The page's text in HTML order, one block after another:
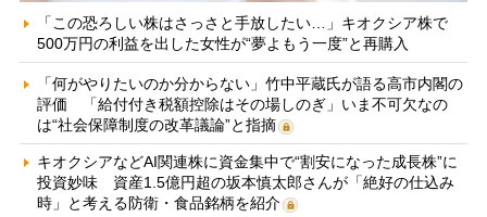
「この恐ろしい株はさっさと手放したい…」キオクシア株で
500万円の利益を出した女性が“夢よもう一度”と再購入
「何がやりたいのか分からない」竹中平蔵氏が語る高市内閣の
評価 「給付付き税額控除はその場しのぎ」いま不可欠なの
は“社会保障制度の改革議論”と指摘
キオクシアなどAI関連株に資金集中で“割安になった成長株”に
投資妙味 資産1.5億円超の坂本慎太郎さんが「絶好の仕込み
時」と考える防衛・食品銘柄を紹介